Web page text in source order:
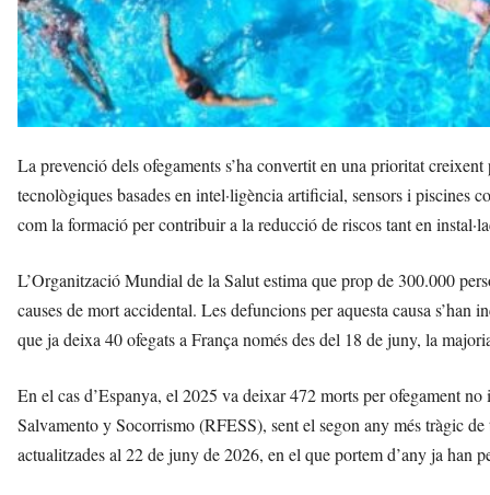
La prevenció dels ofegaments s’ha convertit en una prioritat
tecnològiques basades en intel·ligència artificial, sensors i piscines
com la formació per contribuir a la reducció de riscos tant en
L’Organització Mundial de la Salut estima que prop de 300.000
causes de mort accidental. Les defuncions per aquesta causa s’han
que ja deixa 40 ofegats a França només des del 18 de juny, la
En el cas d’Espanya, el 2025 va deixar 472 morts per ofegament
Salvamento y Socorrismo (RFESS), sent el segon any més tràgic
actualitzades al 22 de juny de 2026, en el que portem d’any ja han